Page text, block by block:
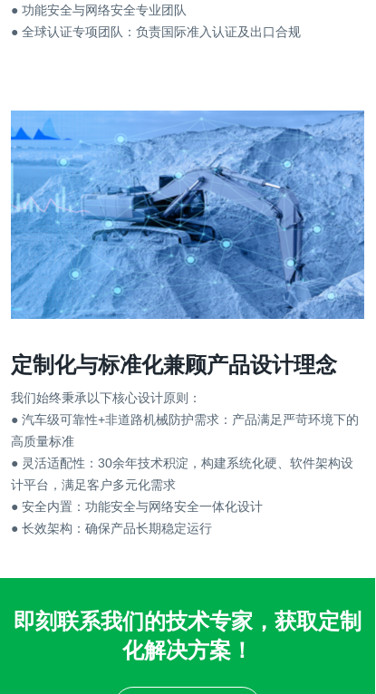
● 功能安全与网络安全专业团队
● 全球认证专项团队：负责国际准入认证及出口合规
定制化与标准化兼顾产品设计理念
我们始终秉承以下核心设计原则：
● 汽车级可靠性+非道路机械防护需求：产品满足严苛环境下的
高质量标准
● 灵活适配性：30余年技术积淀，构建系统化硬、软件架构设
计平台，满足客户多元化需求
● 安全内置：功能安全与网络安全一体化设计
● 长效架构：确保产品长期稳定运行
即刻联系我们的技术专家，获取定制
化解决方案！